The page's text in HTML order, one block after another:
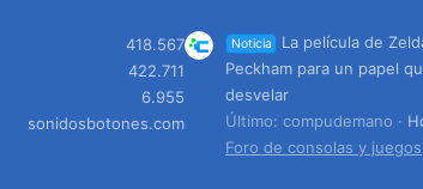
418.567
422.711
6.955
sonidosbotones.com
Noticia
La película de
Peckham para un papel
desvelar
Último: compudemano
Foro de consolas y juegos